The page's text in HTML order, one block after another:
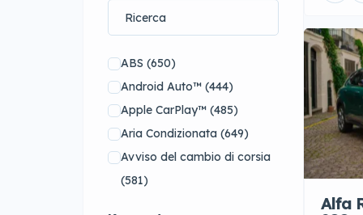
Subaru(5)
Tesla(9)
Toyota(10)
Volkswagen(4)
Audi(0)
BMW(0)
Bugatti (0)
Chevrolet
ABS (650)
Android Auto™ (444)
Apple CarPlay™ (485)
Aria Condizionata (649)
Avviso del cambio di corsia
(581)
Alfa